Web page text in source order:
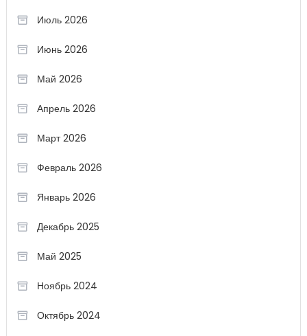
Июль 2026
Июнь 2026
Май 2026
Апрель 2026
Март 2026
Февраль 2026
Январь 2026
Декабрь 2025
Май 2025
Ноябрь 2024
Октябрь 2024